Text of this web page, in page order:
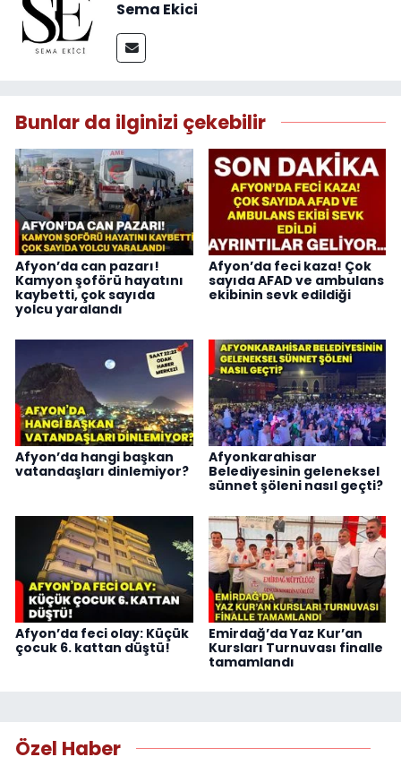
Sema Ekici
Bunlar da ilginizi çekebilir
Afyon’da can pazarı!
Kamyon şoförü hayatını
kaybetti, çok sayıda
yolcu yaralandı
Afyon’da feci kaza! Çok
sayıda AFAD ve ambulans
ekibinin sevk edildiği
Afyon’da hangi başkan
vatandaşları dinlemiyor?
Afyonkarahisar
Belediyesinin geleneksel
sünnet şöleni nasıl geçti?
Afyon’da feci olay: Küçük
çocuk 6. kattan düştü!
Emirdağ’da Yaz Kur’an
Kursları Turnuvası finalle
tamamlandı
Özel Haber